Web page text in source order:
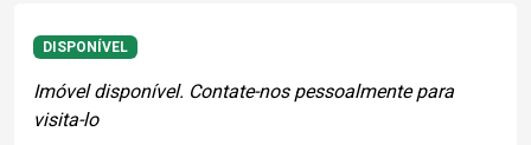
DISPONÍVEL
Imóvel disponível. Contate-nos pessoalmente para
visita-lo